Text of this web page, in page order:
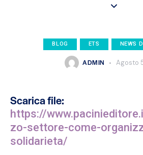
BLOG ETS NEWS
ADMIN Agosto
Scarica file:
https://
zo-settore-come-
solidarieta/